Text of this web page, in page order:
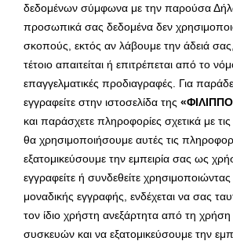
δεδομένων σύμφωνα με την παρούσα
προσωπικά σας δεδομένα δεν
σκοπούς, εκτός αν λάβουμε την άδειά
τέτοιο απαιτείται ή επιτρέπεται από το
επαγγελματικές προδιαγραφές. Για
εγγραφείτε στην ιστοσελίδα της
και παράσχετε πληροφορίες σχετικά με
θα χρησιμοποιήσουμε αυτές τις
εξατομικεύσουμε την εμπειρία σας ως
εγγραφείτε ή συνδεθείτε
μοναδικής εγγραφής, ενδέχεται να σας
τον ίδιο χρήστη ανεξάρτητα από τη χρήση
συσκευών και να εξατομικεύσουμε την